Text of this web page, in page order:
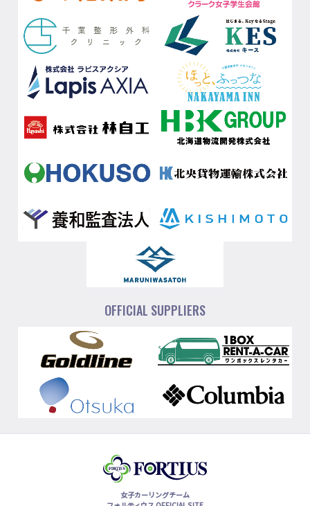
OFFICIAL SUPPLIERS
女子カーリングチーム